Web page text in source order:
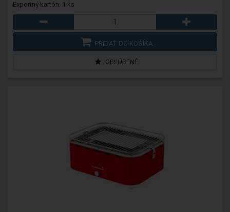
Exportný kartón: 1 ks
PRIDAŤ DO KOŠÍKA
OBĽÚBENÉ